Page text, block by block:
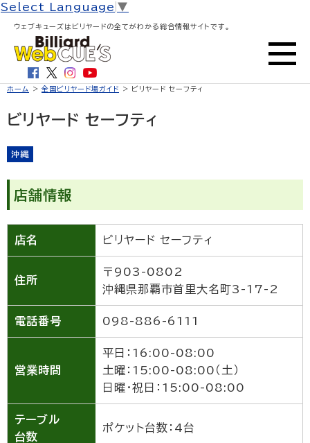
Select Language ▼
ウェブキューズはビリヤードの全てがわかる総合情報サイトです。
ホーム > 全国ビリヤード場ガイド > ビリヤード セーフティ
ビリヤード セーフティ
沖縄
店舗情報
店名 ビリヤード セーフティ
住所
〒903-0802
沖縄県那覇市首里大名町3-17-2
電話番号 098-886-6111
営業時間
平日：16:00-08:00
土曜：15:00-08:00（土）
日曜・祝日：15:00-08:00
テーブル
台数
ポケット台数：4台